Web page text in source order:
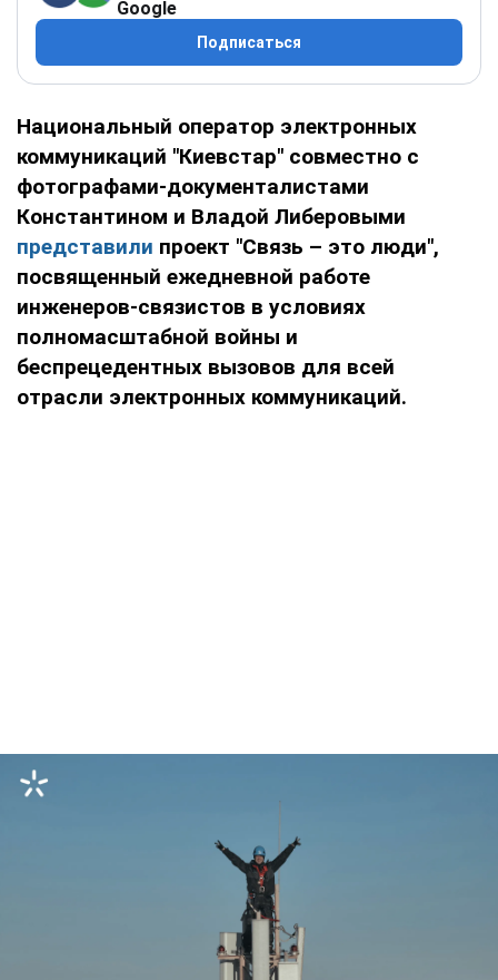
Google
Подписаться
Национальный оператор электронных
коммуникаций "Киевстар" совместно с
фотографами-документалистами
Константином и Владой Либеровыми
представили проект "Связь – это люди",
посвященный ежедневной работе
инженеров-связистов в условиях
полномасштабной войны и
беспрецедентных вызовов для всей
отрасли электронных коммуникаций.